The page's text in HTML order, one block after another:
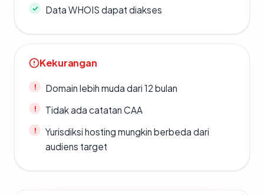
Data WHOIS dapat diakses
Kekurangan
Domain lebih muda dari 12 bulan
Tidak ada catatan CAA
Yurisdiksi hosting mungkin berbeda dari
audiens target